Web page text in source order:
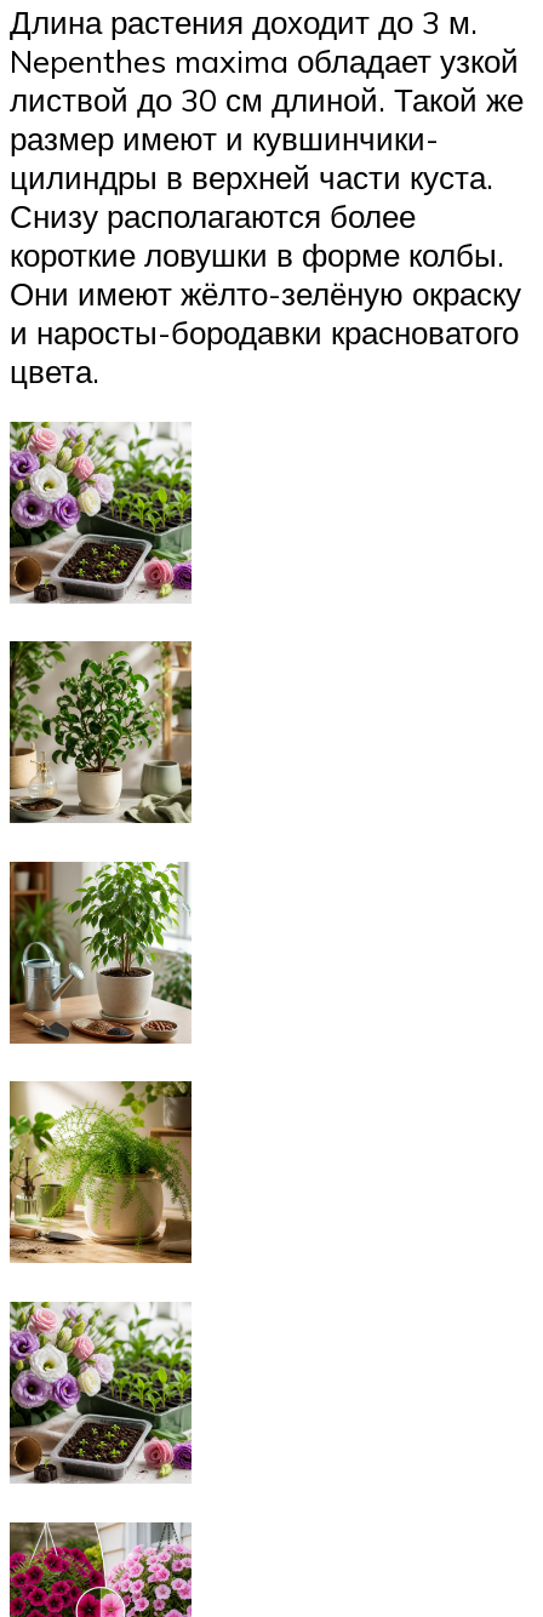
Длина растения доходит до 3 м.
Nepenthes maxima обладает узкой
листвой до 30 см длиной. Такой же
размер имеют и кувшинчики-
цилиндры в верхней части куста.
Снизу располагаются более
короткие ловушки в форме колбы.
Они имеют жёлто-зелёную окраску
и наросты-бородавки красноватого
цвета.